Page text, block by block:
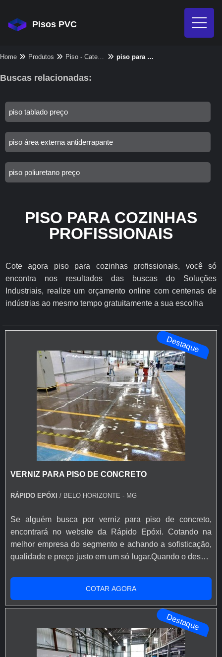
Pisos PVC
Home Produtos Piso - Categoria piso para cozinhas profissionais
Buscas relacionadas:
piso tablado preço
piso área externa antiderrapante
piso poliuretano preço
PISO PARA COZINHAS
PROFISSIONAIS
Cote agora piso para cozinhas profissionais, você só
encontra nos resultados das buscas do Soluções
Industriais, realize um orçamento online com centenas de
indústrias ao mesmo tempo gratuitamente a sua escolha
Destaque
VERNIZ PARA PISO DE CONCRETO
RÁPIDO EPÓXI / BELO HORIZONTE - MG
Se alguém busca por verniz para piso de concreto,
encontrará no website da Rápido Epóxi. Cotando na
melhor empresa do segmento e achando a sofisticação,
qualidade e preço justo em um só lugar.Quando o desejo
cliente poderá encontrar excelente custo-benefício com
soluções eficazes para acessórios e ferramentas para
aplicação de base epóxi.MAIS INFORMAÇÕES SOBRE
COTAR AGORA
Destaque